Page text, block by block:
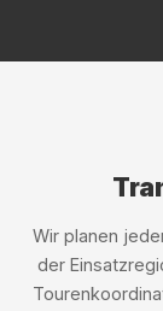
Wir planen
der